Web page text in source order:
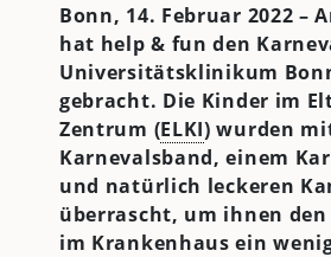
Bonn, 14. Februar 2022 –
hat help & fun den
Universitätsklinikum
gebracht. Die Kinder im
Zentrum (ELKI) wurden
Karnevalsband, einem
und natürlich leckeren
überrascht, um ihnen
im Krankenhaus ein